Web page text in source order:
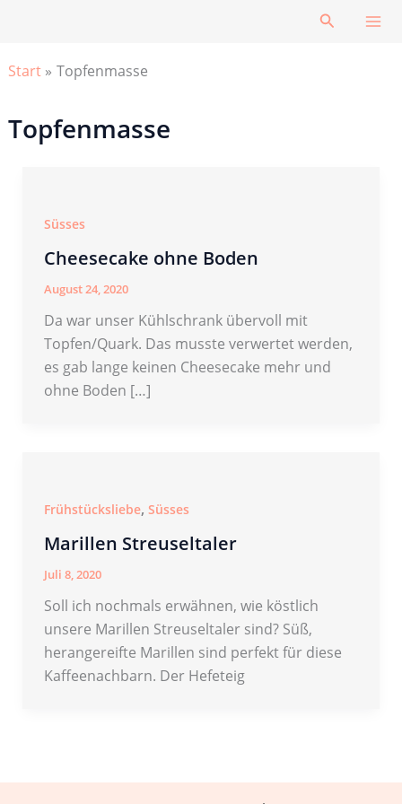
Suchen
Start Topfenmasse
Topfenmasse
Süsses
Cheesecake ohne Boden
August 24, 2020
Da war unser Kühlschrank übervoll mit
Topfen/Quark. Das musste verwertet werden,
es gab lange keinen Cheesecake mehr und
ohne Boden […]
Frühstücksliebe, Süsses
Marillen Streuseltaler
Juli 8, 2020
Soll ich nochmals erwähnen, wie köstlich
unsere Marillen Streuseltaler sind? Süß,
herangereifte Marillen sind perfekt für diese
Kaffeenachbarn. Der Hefeteig